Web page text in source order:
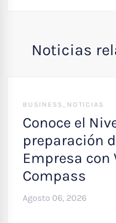
Noticias
BUSINESS , NOTICIAS
Conoce el
preparación
Empresa con
Compass
Agosto 06, 2026